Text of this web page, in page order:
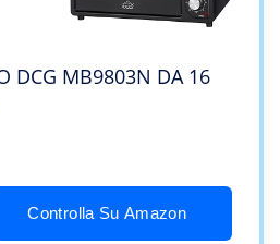
DCG MB9803N DA 16
Controlla Su Amazon